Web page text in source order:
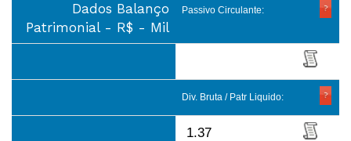
Dados Balanço
Patrimonial - R$ - Mil
Passivo Circulante:
Div. Bruta / Patr Liquido:
1.37